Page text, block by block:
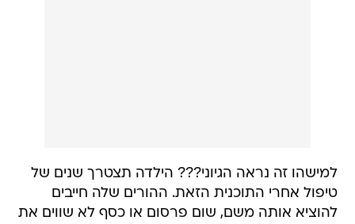
למישהו זה נראה הגיוני??? הילדה תצטרך שנים של
טיפול אחרי התוכנית הזאת. ההורים שלה חייבים
להוציא אותה משם, שום פרסום או כסף לא שווים את